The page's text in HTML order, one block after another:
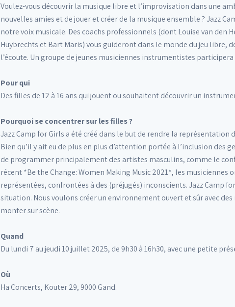
Voulez-vous découvrir la musique libre et l’improvisation dans une
nouvelles amies et de jouer et créer de la musique ensemble ? Jazz
notre voix musicale. Des coachs professionnels (dont Louise van den
Huybrechts et Bart Maris) vous guideront dans le monde du jeu libre,
l’écoute. Un groupe de jeunes musiciennes instrumentistes
Pour qui
Des filles de 12 à 16 ans qui jouent ou souhaitent découvrir un
Pourquoi se concentrer sur les filles ?
Jazz Camp for Girls a été créé dans le but de rendre la représentation
Bien qu’il y ait eu de plus en plus d’attention portée à l’inclusion des
de programmer principalement des artistes masculins, comme le
récent *Be the Change: Women Making Music 2021*, les
représentées, confrontées à des (préjugés) inconscients. Jazz Camp
situation. Nous voulons créer un environnement ouvert et sûr avec
monter sur scène.
Quand
Du lundi 7 au jeudi 10 juillet 2025, de 9h30 à 16h30, avec une petite
Où
Ha Concerts, Kouter 29, 9000 Gand.